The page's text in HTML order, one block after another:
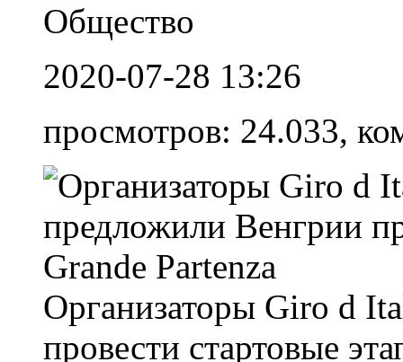
Общество
2020-07-28 13:26
просмотров: 24.033,
Организаторы Giro d
провести стартовые